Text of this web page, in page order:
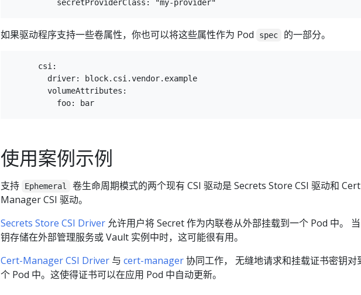
如果驱动程序支持一些卷属性，你也可以将这些属性作为 Pod spec 的一部分。
      csi:
        driver: block.csi.vendor.example
        volumeAttributes:
使用案例示例
支持 Ephemeral
卷生命周期模式的两个现有 CSI 驱动是 Secrets Store CSI 驱动和
Manager CSI 驱动。
Secrets Store CSI Driver 允许用户将 Secret 作为内联卷从外部挂载到一个 Pod 中。
钥存储在外部管理服务或 Vault 实例中时，这可能很有用。
Cert-Manager CSI Driver 与 cert-manager协同工作， 无缝地请求和挂载证书密钥对
个 Pod 中。这使得证书可以在应用 Pod 中自动更新。